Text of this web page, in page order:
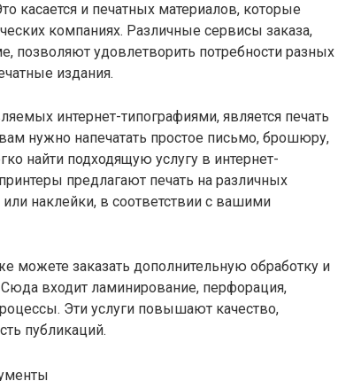
касается и печатных материалов, которые
компаниях. Различные сервисы заказа,
позволяют удовлетворить потребности разных
издания.
интернет-типографиями, является печать
нужно напечатать простое письмо, брошюру,
найти подходящую услугу в интернет-
предлагают печать на различных
или наклейки, в соответствии с вашими
можете заказать дополнительную обработку и
входит ламинирование, перфорация,
Эти услуги повышают качество,
публикаций.